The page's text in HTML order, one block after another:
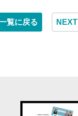
覧に戻る NEXT